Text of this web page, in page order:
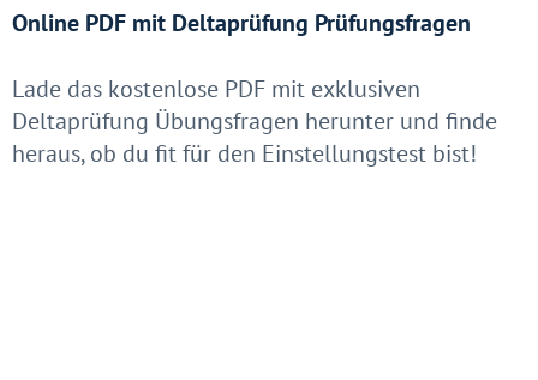
Online PDF mit Deltaprüfung Prüfungsfragen
Lade das kostenlose PDF mit exklusiven
Deltaprüfung Übungsfragen herunter und finde
heraus, ob du fit für den Einstellungstest bist!